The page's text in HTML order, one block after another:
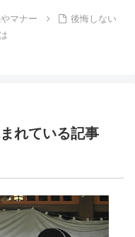
マナー
後悔しない
れている記事